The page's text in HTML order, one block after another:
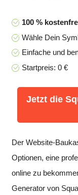
100 %
Wähle Dein
Einfache und
Startpreis: 0 €
Jetzt die
Der Website-
Optionen, eine
online zu
Generator von